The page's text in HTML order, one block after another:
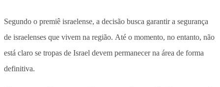
Segundo o premiê israelense, a decisão busca garantir a segurança
de israelenses que vivem na região. Até o momento, no entanto, não
está claro se tropas de Israel devem permanecer na área de forma
definitiva.